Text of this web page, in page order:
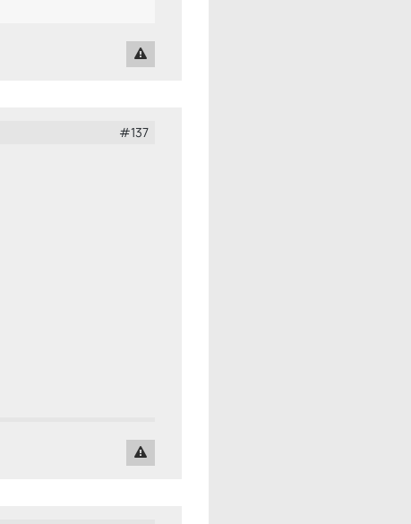
#137